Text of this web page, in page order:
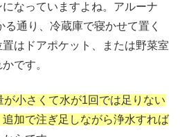
なっていますよね。アルーナ
通り、冷蔵庫で寝かせて置く
はドアポケット、または野菜室
です。
小さくて水が1回では足りない
加で注ぎ足しながら浄水すれば